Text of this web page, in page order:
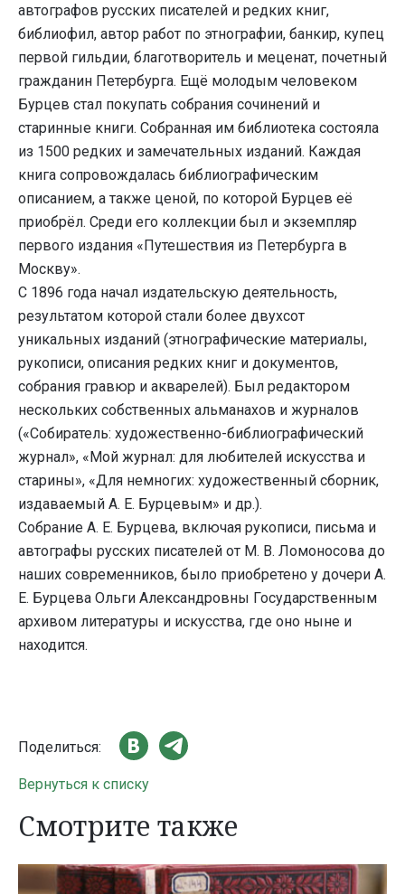
автографов русских писателей и редких книг,
библиофил, автор работ по этнографии, банкир, купец
первой гильдии, благотворитель и меценат, почетный
гражданин Петербурга. Ещё молодым человеком
Бурцев стал покупать собрания сочинений и
старинные книги. Собранная им библиотека состояла
из 1500 редких и замечательных изданий. Каждая
книга сопровождалась библиографическим
описанием, а также ценой, по которой Бурцев её
приобрёл. Среди его коллекции был и экземпляр
первого издания «Путешествия из Петербурга в
Москву».
С 1896 года начал издательскую деятельность,
результатом которой стали более двухсот
уникальных изданий (этнографические материалы,
рукописи, описания редких книг и документов,
собрания гравюр и акварелей). Был редактором
нескольких собственных альманахов и журналов
(«Собиратель: художественно-библиографический
журнал», «Мой журнал: для любителей искусства и
старины», «Для немногих: художественный сборник,
издаваемый А. Е. Бурцевым» и др.).
Собрание А. Е. Бурцева, включая рукописи, письма и
автографы русских писателей от М. В. Ломоносова до
наших современников, было приобретено у дочери А.
Е. Бурцева Ольги Александровны Государственным
архивом литературы и искусства, где оно ныне и
находится.
Поделиться:
Вернуться к списку
Смотрите также